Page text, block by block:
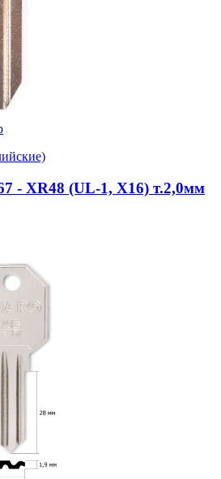
- XR48 (UL-1, Х16) т.2,0мм